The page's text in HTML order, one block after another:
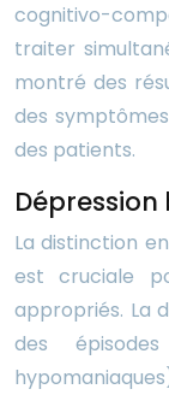
cognitivo-
traiter
montré des
des
des patients.
La distinction
est cruciale
appropriés. La
des